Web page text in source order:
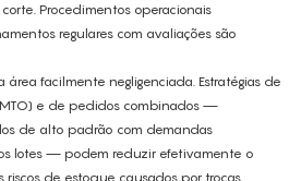
Procedimentos operacionais
regulares com avaliações são
facilmente negligenciada. Estratégias de
e de pedidos combinados —
de alto padrão com demandas
lotes — podem reduzir efetivamente o
de estoque causados ​​por trocas